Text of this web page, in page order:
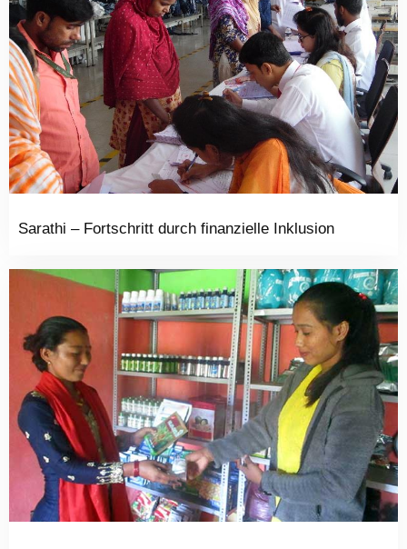
Sarathi – Fortschritt durch finanzielle Inklusion